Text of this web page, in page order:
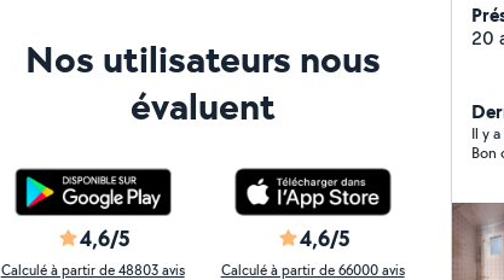
Nos utilisateurs nous
évaluent
4,6/5
Calculé à partir de 48803 avis
4,6/5
Calculé à partir de 66000 avis
20
Il y
Bon